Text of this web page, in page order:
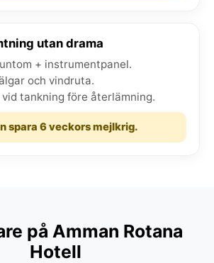
utan drama
+ instrumentpanel.
och vindruta.
tankning före återlämning.
spara 6 veckors mejlkrig.
på Amman Rotana
Hotell